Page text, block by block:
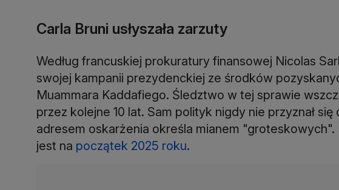
Carla Bruni usłyszała zarzuty
Według francuskiej prokuratury finansowej Nicolas
swojej kampanii prezydenckiej ze środków
Muammara Kaddafiego. Śledztwo w tej sprawie
przez kolejne 10 lat. Sam polityk nigdy nie przyznał
adresem oskarżenia określa mianem
jest na początek 2025 roku.